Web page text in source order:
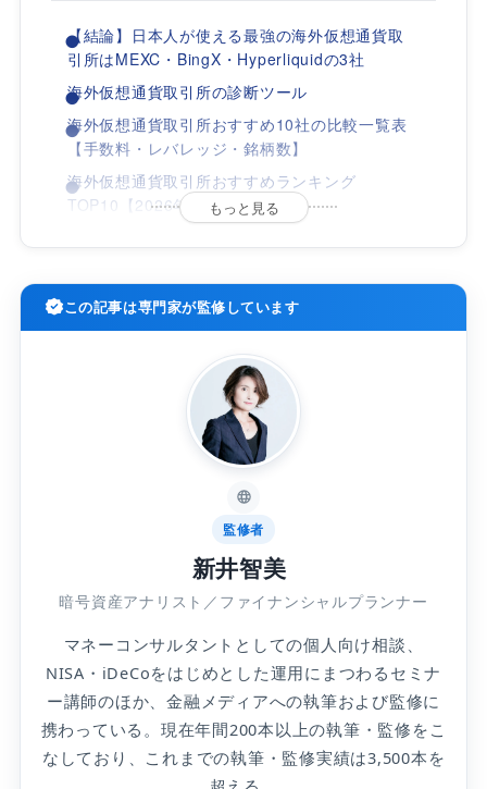
【結論】日本人が使える最強の海外仮想通貨取
引所はMEXC・BingX・Hyperliquidの3社
海外仮想通貨取引所の診断ツール
海外仮想通貨取引所おすすめ10社の比較一覧表
【手数料・レバレッジ・銘柄数】
海外仮想通貨取引所おすすめランキング
TOP10【2026年8月最新】
もプロの取引を再現できる
3位：Zoomexは日本語対応が手厚くクレジッ
トカードで仮想通貨を購入できる
4位：Hyperliquidはウォレット接続だけで使
える分散型取引所で手数料が業界最安水準
5位：KuCoinは取引量に応じて手数料還元を
6位：BTCCは2011年設立の老舗で14年間ハ
ッキング被害ゼロを達成している
7位：CoinWは最大レバレッジ200倍で少額か
らハイリターンを狙える
8位：LBANKはミームコインの上場スピード
が業界最速クラス
9位：Gate.ioは2,100種類以上の銘柄と高いセ
キュリティを両立している
10位：Phemexは学習コンテンツが充実して
おり仮想通貨を学びながら稼げる
もっと見る
この記事は専門家が監修しています
監修者
新井智美
暗号資産アナリスト／ファイナンシャルプランナー
マネーコンサルタントとしての個人向け相談、
NISA・iDeCoをはじめとした運用にまつわるセミナ
ー講師のほか、金融メディアへの執筆および監修に
携わっている。現在年間200本以上の執筆・監修をこ
なしており、これまでの執筆・監修実績は3,500本を